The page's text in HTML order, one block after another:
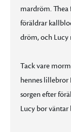
mardröm. Thea
föräldrar
dröm, och Lucy
Tack vare
hennes lillebror
sorgen efter
Lucy bor väntar